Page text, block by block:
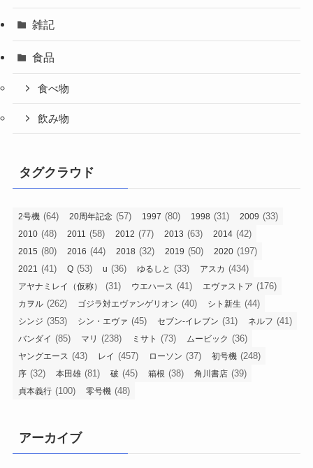
雑記
食品
食べ物
飲み物
タグクラウド
2号機 (64) 20周年記念 (57) 1997 (80) 1998 (31) 2009 (33)
2010 (48) 2011 (58) 2012 (77) 2013 (63) 2014 (42)
2015 (80) 2016 (44) 2018 (32) 2019 (50) 2020 (197)
2021 (41) Q (53) u (36) ゆるしと (33) アスカ (434)
アヤナミレイ（仮称） (31) ウエハース (41) エヴァストア (176)
カヲル (262) ゴジラ対エヴァンゲリオン (40) シト新生 (44)
シンジ (353) シン・エヴァ (45) セブン-イレブン (31) ネルフ (41)
バンダイ (85) マリ (238) ミサト (73) ムービック (36)
ヤングエース (43) レイ (457) ローソン (37) 初号機 (248)
序 (32) 本田雄 (81) 破 (45) 箱根 (38) 角川書店 (39)
貞本義行 (100) 零号機 (48)
アーカイブ